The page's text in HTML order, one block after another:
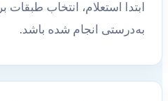
ابتدا استعلام، انتخاب
به‌درستی انجام شده باشد.